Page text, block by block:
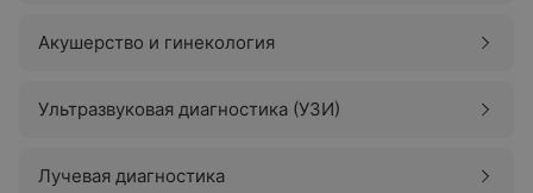
Акушерство и гинекология
Ультразвуковая диагностика (УЗИ)
Лучевая диагностика